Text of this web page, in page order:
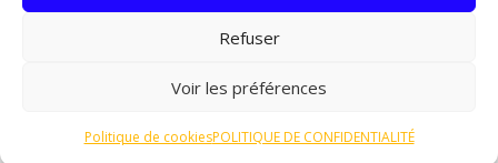
Refuser
Voir les préférences
Politique de cookiesPOLITIQUE DE CONFIDENTIALITÉ
Choix du système de drainage
temps de choisir le système de drainage le plus adapté
évacuer. Il existe plusieurs options de drainage, telles